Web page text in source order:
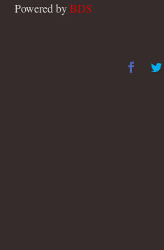
Powered byBDS